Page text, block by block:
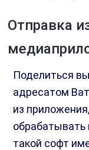
Отправка
Поделиться
адресатом
из
обрабатывать
такой софт